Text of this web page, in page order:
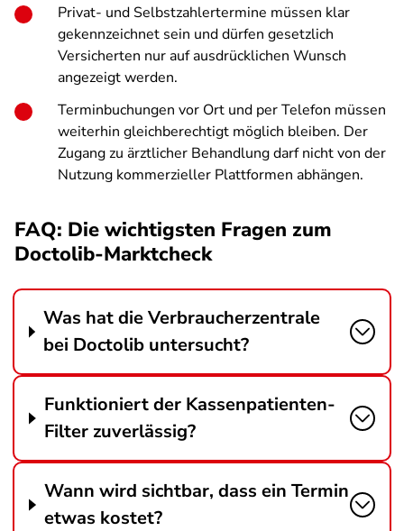
Privat- und Selbstzahlertermine müssen klar
gekennzeichnet sein und dürfen gesetzlich
Versicherten nur auf ausdrücklichen Wunsch
angezeigt werden.
Terminbuchungen vor Ort und per Telefon müssen
weiterhin gleichberechtigt möglich bleiben. Der
Zugang zu ärztlicher Behandlung darf nicht von der
Nutzung kommerzieller Plattformen abhängen.
FAQ: Die wichtigsten Fragen zum
Doctolib-Marktcheck
Was hat die Verbraucherzentrale
bei Doctolib untersucht?
Funktioniert der Kassenpatienten-
Filter zuverlässig?
Wann wird sichtbar, dass ein Termin
etwas kostet?